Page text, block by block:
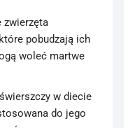
zwierzęta
pobudzają ich
woleć martwe
w diecie
do jego